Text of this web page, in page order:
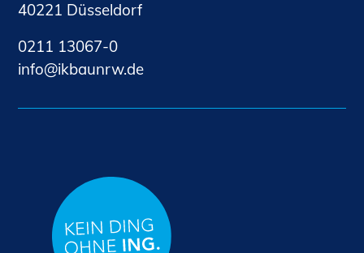
40221 Düsseldorf
0211 13067-0
nf
kb nrwd